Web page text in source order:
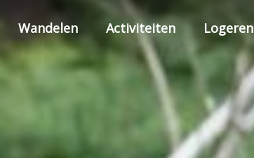
Wandelen Activiteiten Logeren